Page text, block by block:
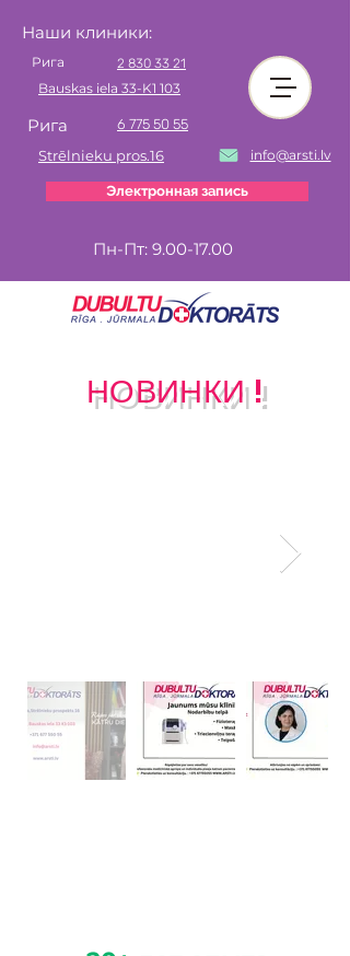
Наши клиники:
Рига 2 830 33 21
Bauskas iela 33-K1 103
Рига 6 775 50 55
Strēlnieku pros.16 info@arsti.lv
Электронная запись
Пн-Пт: 9.00-17.00
НОВИНКИ !